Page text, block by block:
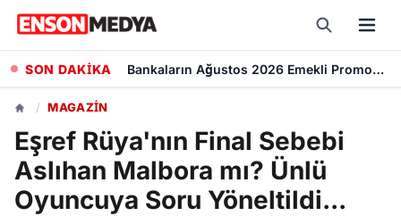
SON DAKİKA Kademeli Emeklilik Teklifi: 1999 Sonrası Sigorta Başlangıcı olanlar Kaç Yaşında Emekli Olacak?
/ MAGAZIN
Eşref Rüya'nın Final Sebebi
Aslıhan Malbora mı? Ünlü
Oyuncuya Soru Yöneltildi...